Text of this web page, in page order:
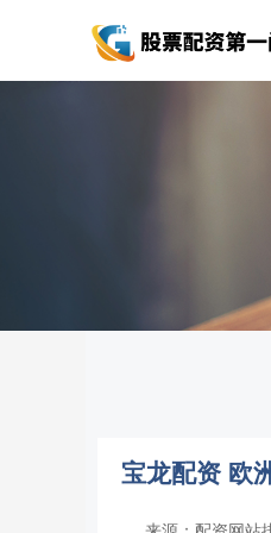
宝龙配资 欧